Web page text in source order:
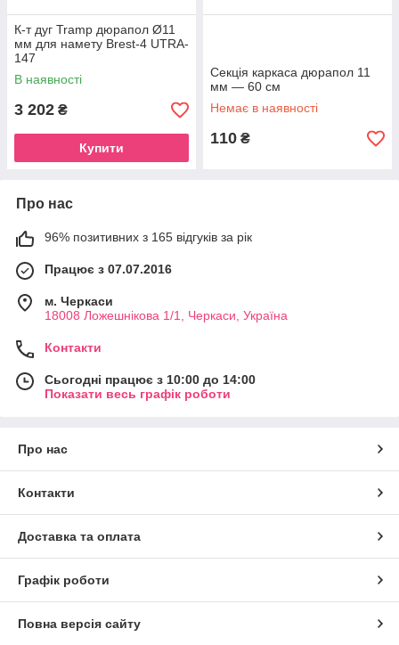
К-т дуг Tramp дюрапол Ø11
мм для намету Brest-4 UTRA-
147
В наявності
3 202 ₴
Купити
Секція каркаса дюрапол 11
мм — 60 см
Немає в наявності
110 ₴
Про нас
96% позитивних з 165 відгуків за рік
Працює з 07.07.2016
м. Черкаси
18008 Ложешнікова 1/1, Черкаси, Україна
Контакти
Сьогодні працює з 10:00 до 14:00
Показати весь графік роботи
Про нас
Контакти
Доставка та оплата
Графік роботи
Повна версія сайту